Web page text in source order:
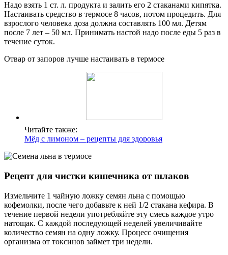
Надо взять 1 ст. л. продукта и залить его 2 стаканами кипятка.
Настаивать средство в термосе 8 часов, потом процедить. Для
взрослого человека доза должна составлять 100 мл. Детям
после 7 лет – 50 мл. Принимать настой надо после еды 5 раз в
течение суток.
Отвар от запоров лучше настаивать в термосе
Читайте также:
Мёд с лимоном – рецепты для здоровья
Рецепт для чистки кишечника от шлаков
Измельчите 1 чайную ложку семян льна с помощью
кофемолки, после чего добавьте к ней 1/2 стакана кефира. В
течение первой недели употребляйте эту смесь каждое утро
натощак. С каждой последующей неделей увеличивайте
количество семян на одну ложку. Процесс очищения
организма от токсинов займет три недели.